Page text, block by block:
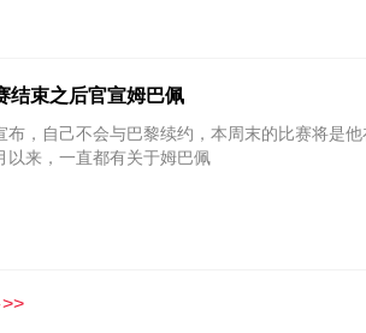
结束之后官宣姆巴佩
，自己不会与巴黎续约，本周末的比赛将是他
以来，一直都有关于姆巴佩